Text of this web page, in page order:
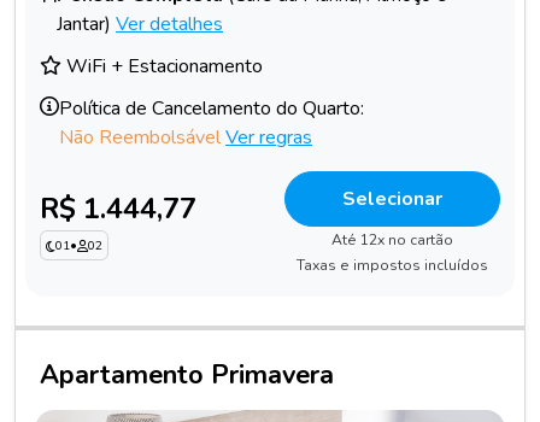
Jantar) Ver detalhes
WiFi + Estacionamento
Política de Cancelamento do Quarto:
Não ReembolsávelVer regras
R$ 1.444,77
01• 02
Selecionar
Até 12x no cartão
Taxas e impostos incluídos
Apartamento Primavera